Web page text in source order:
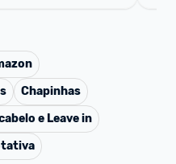
Chapinhas
e Leave in